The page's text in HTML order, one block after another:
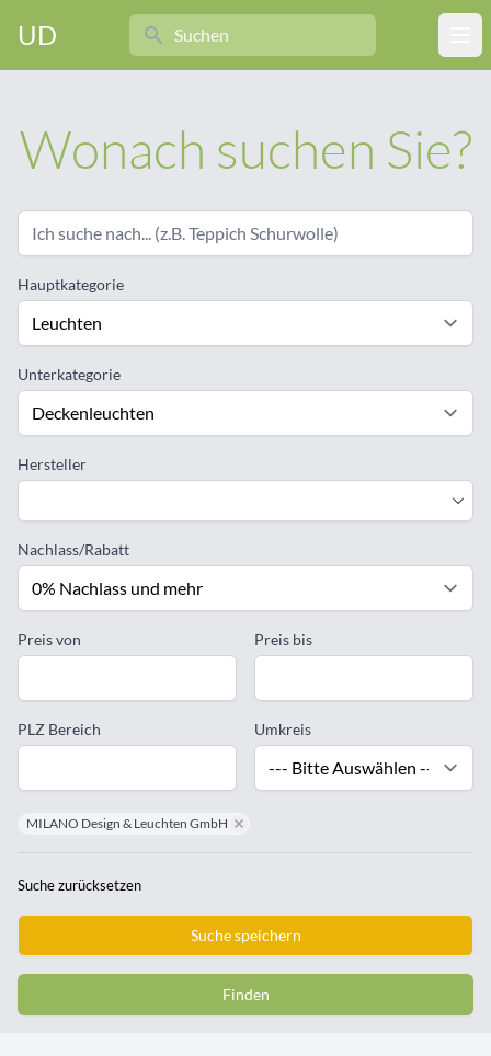
UD
Search
Wonach suchen Sie?
Hauptkategorie
Unterkategorie
Hersteller
Nachlass/Rabatt
Preis von Preis bis
PLZ Bereich Umkreis
MILANO Design & Leuchten GmbH remove MILANO Design & Leuchten GmbH
Suche zurücksetzen
Suche speichern
Finden